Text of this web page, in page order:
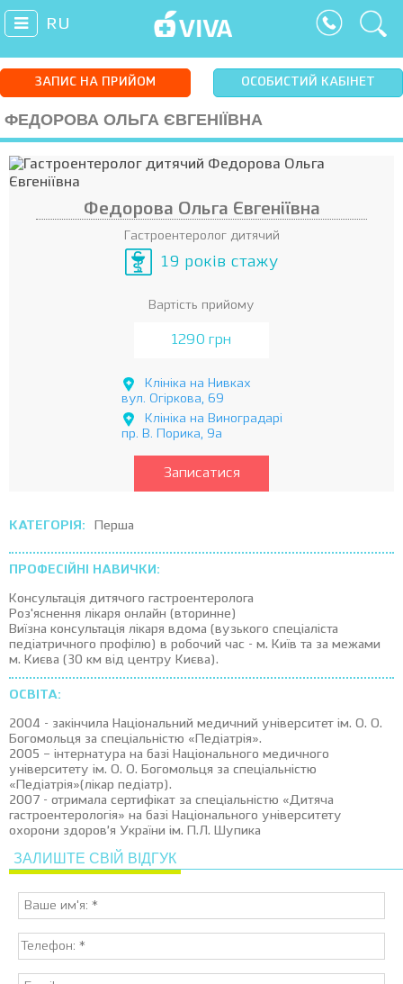
RU
ЗАПИС НА ПРИЙОМ ОСОБИСТИЙ КАБІНЕТ
ФЕДОРОВА ОЛЬГА ЄВГЕНІЇВНА
Федорова Ольга Євгеніївна
Гастроентеролог дитячий
19 років стажу
Вартість прийому
1290 грн
Клініка на Нивках
вул. Огіркова, 69
Клініка на Виноградарі
пр. В. Порика, 9а
Записатися
КАТЕГОРІЯ: Перша
ПРОФЕСІЙНІ НАВИЧКИ:
Консультація дитячого гастроентеролога
Роз'яснення лікаря онлайн (вторинне)
Виїзна консультація лікаря вдома (вузького спеціаліста
педіатричного профілю) в робочий час - м. Київ та за межами
м. Києва (30 км від центру Києва).
ОСВІТА:
2004 - закінчила Національний медичний університет ім. О. О.
Богомольця за спеціальністю «Педіатрія».
2005 – інтернатура на базі Національного медичного
університету ім. О. О. Богомольця за спеціальністю
«Педіатрія»(лікар педіатр).
2007 - отримала сертифікат за спеціальністю «Дитяча
гастроентерологія» на базі Національного університету
охорони здоров’я України ім. П.Л. Шупика
ЗАЛИШТЕ СВІЙ ВІДГУК